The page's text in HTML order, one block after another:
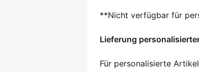
Zehentyp: Abgerundet
Absatzart: Flach
**Nicht verfügbar für
Lieferung
Für personalisierte